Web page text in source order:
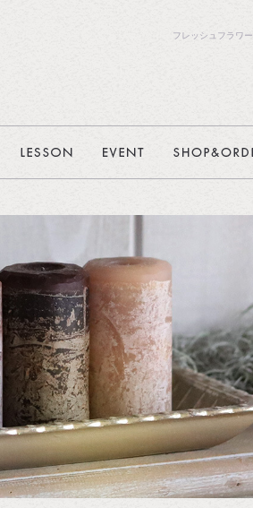
フレッシュフラワ